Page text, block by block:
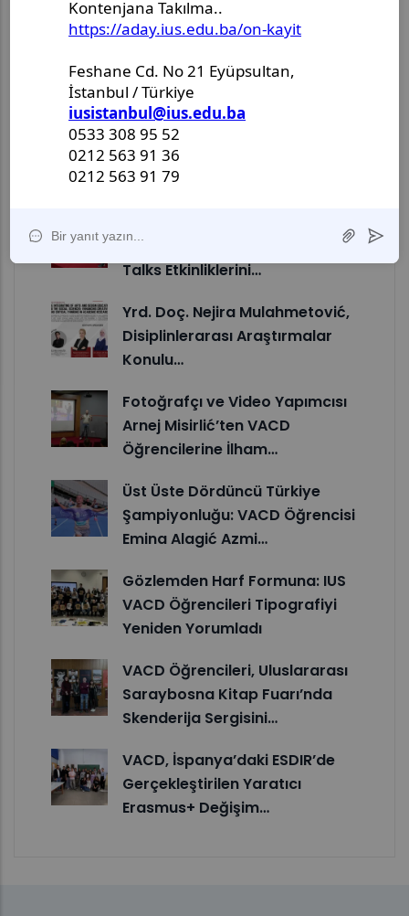
Roma'dan Nürnberg'e: IUS
Öğrencisi Ada Avdagić,
Uluslararası…
VACD ve MAC, Programların
Geleceğini Şekillendirmek
Amacıyla Ortak…
İlham Veren Söyleşiyle Alumni
Talks Etkinliklerini…
Yrd. Doç. Nejira Mulahmetović,
Disiplinlerarası Araştırmalar
Konulu…
Fotoğrafçı ve Video Yapımcısı
Arnej Misirlić’ten VACD
Öğrencilerine İlham…
Üst Üste Dördüncü Türkiye
Şampiyonluğu: VACD Öğrencisi
Emina Alagić Azmi…
Gözlemden Harf Formuna: IUS
VACD Öğrencileri Tipografiyi
Yeniden Yorumladı
VACD Öğrencileri, Uluslararası
Saraybosna Kitap Fuarı’nda
Skenderija Sergisini…
VACD, İspanya’daki ESDIR’de
Gerçekleştirilen Yaratıcı
Erasmus+ Değişim…